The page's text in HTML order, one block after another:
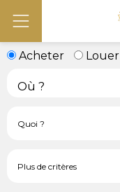
Acheter Louer